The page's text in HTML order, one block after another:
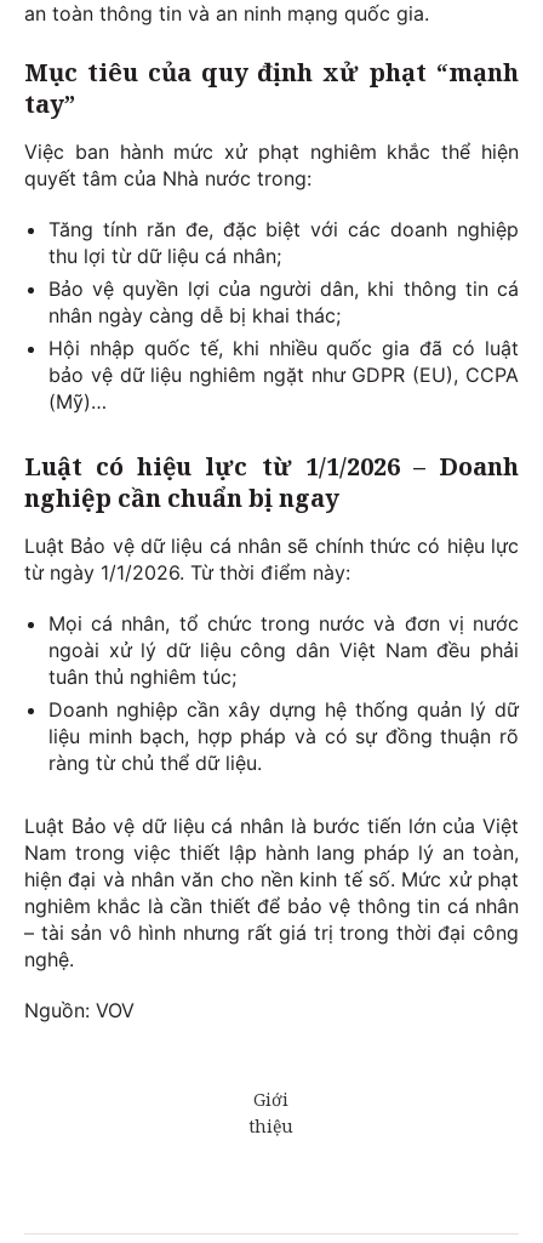
an toàn thông tin và an ninh mạng quốc gia.
Mục tiêu của quy định xử phạt “mạnh
tay”
Việc ban hành mức xử phạt nghiêm khắc thể hiện
quyết tâm của Nhà nước trong:
Tăng tính răn đe, đặc biệt với các doanh nghiệp
thu lợi từ dữ liệu cá nhân;
Bảo vệ quyền lợi của người dân, khi thông tin cá
nhân ngày càng dễ bị khai thác;
Hội nhập quốc tế, khi nhiều quốc gia đã có luật
bảo vệ dữ liệu nghiêm ngặt như GDPR (EU), CCPA
(Mỹ)…
Luật có hiệu lực từ 1/1/2026 – Doanh
nghiệp cần chuẩn bị ngay
Luật Bảo vệ dữ liệu cá nhân sẽ chính thức có hiệu lực
từ ngày 1/1/2026. Từ thời điểm này:
Mọi cá nhân, tổ chức trong nước và đơn vị nước
ngoài xử lý dữ liệu công dân Việt Nam đều phải
tuân thủ nghiêm túc;
Doanh nghiệp cần xây dựng hệ thống quản lý dữ
liệu minh bạch, hợp pháp và có sự đồng thuận rõ
ràng từ chủ thể dữ liệu.
Luật Bảo vệ dữ liệu cá nhân là bước tiến lớn của Việt
Nam trong việc thiết lập hành lang pháp lý an toàn,
hiện đại và nhân văn cho nền kinh tế số. Mức xử phạt
nghiêm khắc là cần thiết để bảo vệ thông tin cá nhân
– tài sản vô hình nhưng rất giá trị trong thời đại công
nghệ.
Nguồn: VOV